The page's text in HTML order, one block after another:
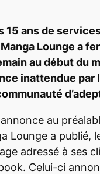
15 ans de
Lounge a
au début du
inattendue par
au
Lounge a publié,
adressé à ses
Celui-ci